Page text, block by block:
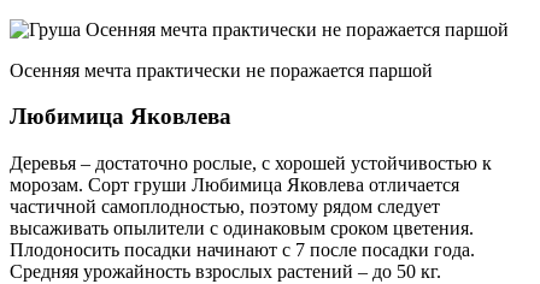
Осенняя мечта практически не поражается паршой
Любимица Яковлева
Деревья – достаточно рослые, с хорошей устойчивостью к
морозам. Сорт груши Любимица Яковлева отличается
частичной самоплодностью, поэтому рядом следует
высаживать опылители с одинаковым сроком цветения.
Плодоносить посадки начинают с 7 после посадки года.
Средняя урожайность взрослых растений – до 50 кг.